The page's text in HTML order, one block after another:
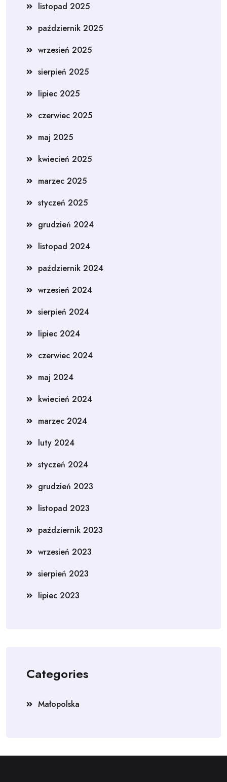
listopad 2025
październik 2025
wrzesień 2025
sierpień 2025
lipiec 2025
czerwiec 2025
maj 2025
kwiecień 2025
marzec 2025
styczeń 2025
grudzień 2024
listopad 2024
październik 2024
wrzesień 2024
sierpień 2024
lipiec 2024
czerwiec 2024
maj 2024
kwiecień 2024
marzec 2024
luty 2024
styczeń 2024
grudzień 2023
listopad 2023
październik 2023
wrzesień 2023
sierpień 2023
lipiec 2023
Categories
Małopolska